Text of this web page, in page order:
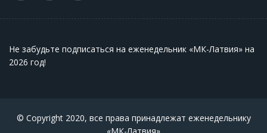
Не забудьте подписаться на еженедельник «МК-Латвия» на
2026 год!
© Copyright 2020, все права принадлежат еженедельнику